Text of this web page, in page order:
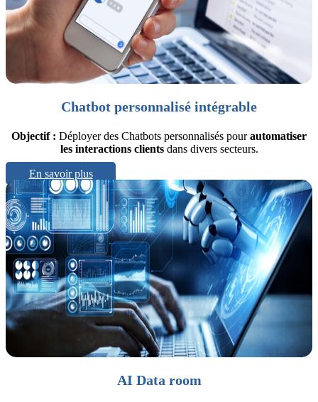
Chatbot personnalisé intégrable
Objectif : Déployer des Chatbots personnalisés pourautomatiser
les interactions clientsdans divers secteurs.
En savoir plus
AI Data room